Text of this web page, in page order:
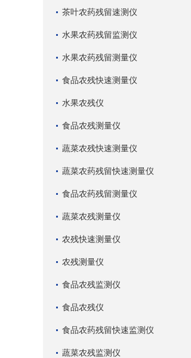
茶叶农药残留速测仪
水果农药残留监测仪
水果农药残留测量仪
食品农残快速测量仪
水果农残仪
食品农残测量仪
蔬菜农残快速测量仪
蔬菜农药残留快速测量仪
食品农药残留测量仪
蔬菜农残测量仪
农残快速测量仪
农残测量仪
食品农残监测仪
食品农残仪
食品农药残留快速监测仪
蔬菜农残监测仪